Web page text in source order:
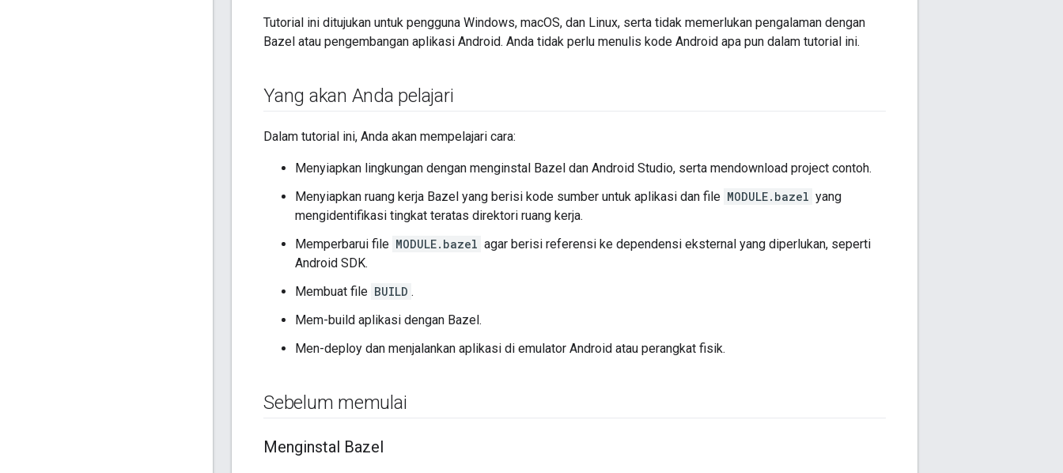
Tutorial ini ditujukan untuk pengguna Windows, macOS, dan Linux, serta tidak memerlukan pengalaman dengan
Bazel atau pengembangan aplikasi Android. Anda tidak perlu menulis kode Android apa pun dalam tutorial ini.
Yang akan Anda pelajari
Dalam tutorial ini, Anda akan mempelajari cara:
Menyiapkan lingkungan dengan menginstal Bazel dan Android Studio, serta mendownload project contoh.
Menyiapkan ruang kerja Bazel yang berisi kode sumber untuk aplikasi dan file MODULE.bazel yang
mengidentifikasi tingkat teratas direktori ruang kerja.
Memperbarui file MODULE.bazel agar berisi referensi ke dependensi eksternal yang diperlukan, seperti
Android SDK.
Membuat file BUILD .
Mem-build aplikasi dengan Bazel.
Men-deploy dan menjalankan aplikasi di emulator Android atau perangkat fisik.
Sebelum memulai
Menginstal Bazel